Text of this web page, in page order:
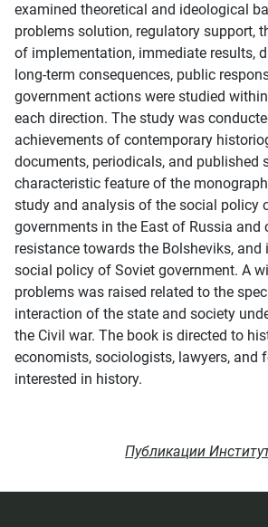
examined theoretical and ideological
problems solution, regulatory support,
of implementation, immediate results,
long-term consequences, public
government actions were studied
each direction. The study was
achievements of contemporary
documents, periodicals, and published
characteristic feature of the
study and analysis of the social policy
governments in the East of Russia and
resistance towards the Bolsheviks,
social policy of Soviet government. A
problems was raised related to the
interaction of the state and society
the Civil war. The book is directed to
economists, sociologists, lawyers, and
interested in history.
Публикации